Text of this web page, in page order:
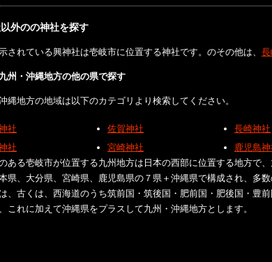
外のの神社を探す
されている興神社は壱岐市に位置する神社です。のその他は、
州・沖縄地方の他の県で探す
縄地方の地域は以下のカテゴリより検索してください。
社 佐賀神社 長崎神社
社
宮崎神社 鹿児島神
ある壱岐市が位置する九州地方は日本の西部に位置する地方で
県、大分県、宮崎県、鹿児島県の７県＋沖縄県で構成され、多数
、古くは、西海道のうち筑前国・筑後国・肥前国・肥後国・豊
これに加えて沖縄県をプラスして九州・沖縄地方とします。